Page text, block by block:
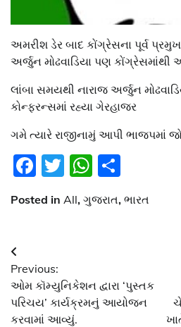
અમરીશ ડેર બાદ કોંગ્રેસના પૂર્વ
અર્જુન મોઢવાડિયા પણ કોંગ્રેસમાંથી
લાંબા સમયથી નારાજ અર્જુન
કોન્ફરન્સમાં રહ્યા ગેરહાજર
ગમે ત્યારે રાજીનામું આપી ભાજપમાં
Facebook
Twitter
Posted in All, ગુજરાત, ભારત
Post
navigation
Previous:
ઓમ કૉમ્યુનિકેશન દ્વારા ‘પુસ્તક
પરિચય’ કાર્યક્રમનું આયોજન
કરવામાં આવ્યું.